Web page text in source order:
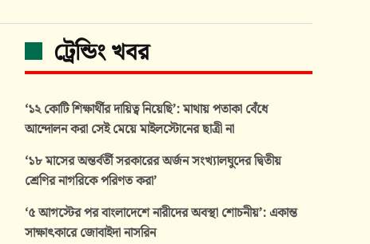
ট্রেন্ডিং খবর
‘১২ কোটি শিক্ষার্থীর দায়িত্ব নিয়েছি’: মাথায় পতাকা বেঁধে
আন্দোলন করা সেই মেয়ে মাইলস্টোনের ছাত্রী না
‘১৮ মাসের অন্তর্বর্তী সরকারের অর্জন সংখ্যালঘুদের দ্বিতীয়
শ্রেণির নাগরিকে পরিণত করা’
‘৫ আগস্টের পর বাংলাদেশে নারীদের অবস্থা শোচনীয়’: একান্ত
সাক্ষাৎকারে জোবাইদা নাসরিন